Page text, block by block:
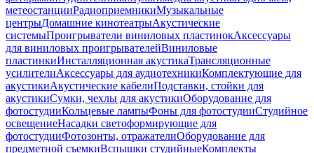
метеостанцииРадиоприемникиМузыкальные
центрыДомашние кинотеатрыАкустические
системыПроигрыватели виниловых пластинокАксессуары
для виниловых проигрывателейВиниловые
пластинкиИнсталляционная акустикаТрансляционные
усилителиАксессуары для аудиотехникиКомплектующие для
акустикиАкустические кабелиПодставки, стойки для
акустикиСумки, чехлы для акустикиОборудование для
фотостудииКольцевые лампыФоны для фотостудииСтудийное
освещениеНасадки светоформирующие для
фотостудииФотозонты, отражателиОборудование для
предметной съемкиВспышки студийныеКомплекты